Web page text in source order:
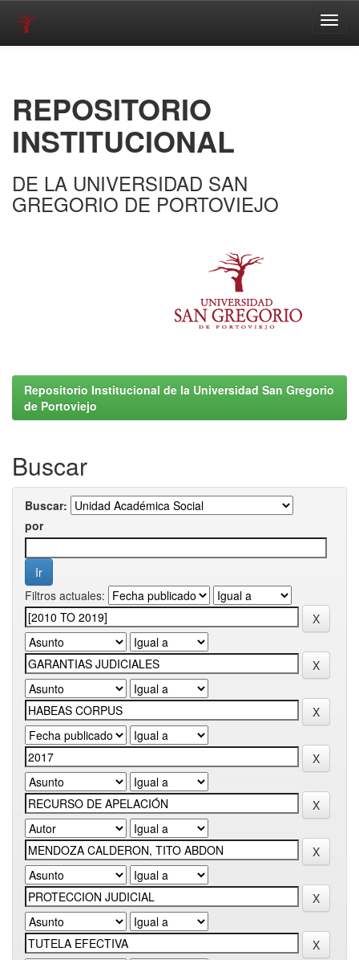
REPOSITORIO
INSTITUCIONAL
DE LA UNIVERSIDAD SAN
GREGORIO DE PORTOVIEJO
Repositorio Institucional de la Universidad San Gregorio
de Portoviejo
Buscar
Buscar:
por
Filtros actuales: